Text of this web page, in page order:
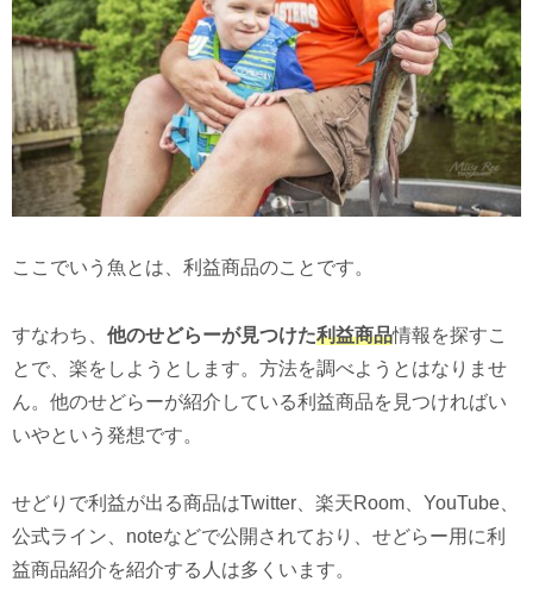
ここでいう魚とは、利益商品のことです。
すなわち、 他のせどらーが見つけた利益商品情報を探すこ
とで、楽をしようとします。方法を調べようとはなりませ
ん。他のせどらーが紹介している利益商品を見つければい
いやという発想です。
せどりで利益が出る商品はTwitter、楽天Room、YouTube、
公式ライン、noteなどで公開されており、せどらー用に利
益商品紹介を紹介する人は多くいます。